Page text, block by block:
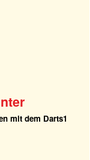
mit dem Darts1